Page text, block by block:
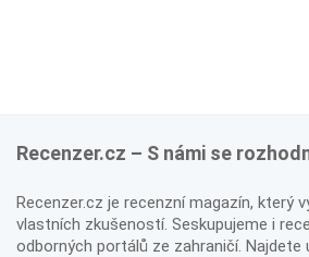
Recenzer.cz – S námi se
Recenzer.cz je recenzní magazín, který
vlastních zkušeností. Seskupujeme i
odborných portálů ze zahraničí. Najdete